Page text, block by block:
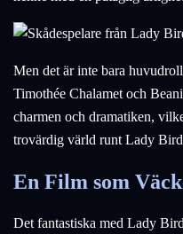
Men det är inte bara
Timothée Chalamet och
charmen och dramatiken,
trovärdig värld runt Lady
En Film som
Det fantastiska med Lady